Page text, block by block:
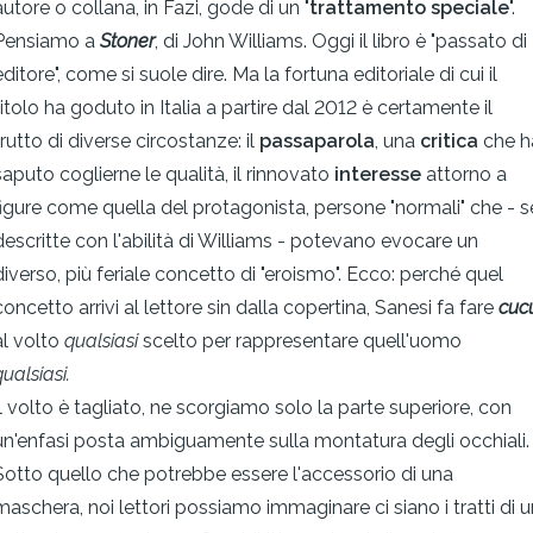
o collana, in Fazi, gode di un "trattamento speciale".
a Stoner, di John Williams. Oggi il libro è "passato di
come si suole dire. Ma la fortuna editoriale di cui il
ha goduto in Italia a partire dal 2012 è certamente il
di diverse circostanze: il passaparola, una critica che
coglierne le qualità, il rinnovato interesseattorno a
come quella del protagonista, persone "normali" che -
con l'abilità di Williams - potevano evocare un
più feriale concetto di "eroismo". Ecco: perché quel
arrivi al lettore sin dalla copertina, Sanesi fa fare
volto qualsiasiscelto per rappresentare quell'uomo
volto è tagliato, ne scorgiamo solo la parte superiore, con
posta ambiguamente sulla montatura degli occhiali.
quello che potrebbe essere l'accessorio di una
noi lettori possiamo immaginare ci siano i tratti di